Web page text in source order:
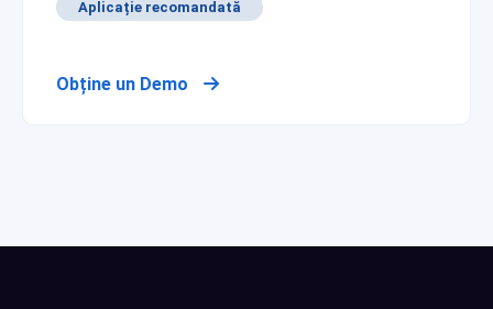
Aplicație recomandată
Obține un Demo